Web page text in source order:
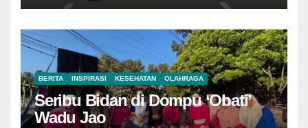
BERITA INSPIRASI KESEHATAN OLAHRAGA
Seribu Bidan di Dompu ‘Obati’
Wadu Jao